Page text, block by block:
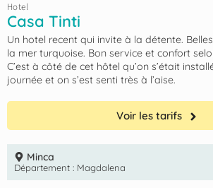
Hotel
Casa Tinti
Un hotel recent qui invite à la détente.
la mer turquoise. Bon service et confort
C’est à côté de cet hôtel qu’on s’était
journée et on s’est senti très à l’aise.
Voir les tarifs
Minca
Département : Magdalena